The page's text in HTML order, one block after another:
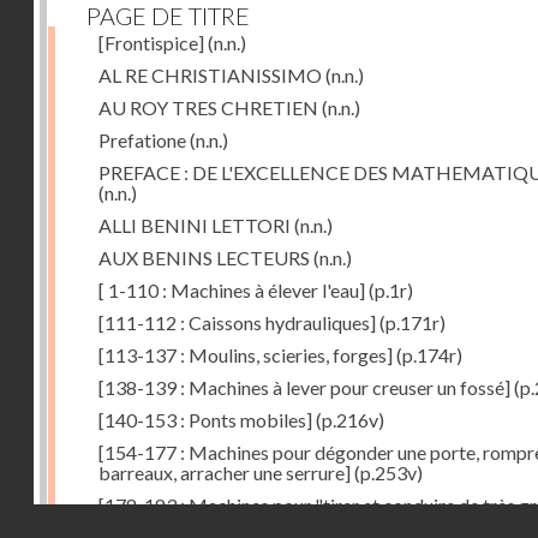
PAGE DE TITRE
[Frontispice](n.n.)
AL RE CHRISTIANISSIMO (n.n.)
AU ROY TRES CHRETIEN (n.n.)
Prefatione(n.n.)
PREFACE : DE L'EXCELLENCE DES
(n.n.)
ALLI BENINI LETTORI (n.n.)
AUX BENINS LECTEURS (n.n.)
[ 1-110 : Machines à élever l'eau](p.1r)
[111-112 : Caissons hydrauliques](p.171r)
[113-137 : Moulins, scieries, forges](p.174r)
[138-139 : Machines à lever pour creuser un fossé]
[140-153 : Ponts mobiles](p.216v)
[154-177 : Machines pour dégonder une porte,
barreaux, arracher une serrure](p.253v)
[178-183 : Machines pour "tirer et conduire de très